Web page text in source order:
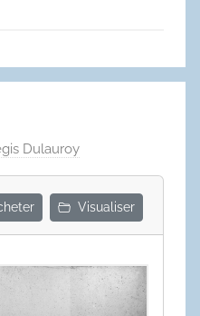
Dulauroy
Visualiser